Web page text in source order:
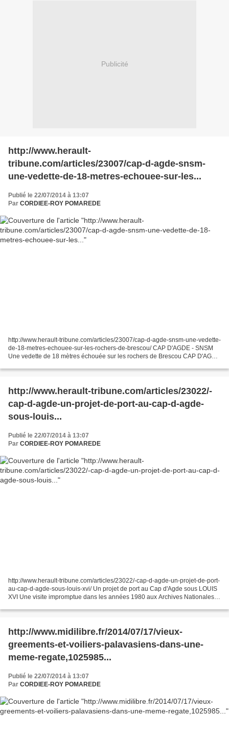
Publicité
http://www.herault-
tribune.com/articles/23007/cap-d-agde-snsm-
une-vedette-de-18-metres-echouee-sur-les...
Publié le 22/07/2014 à 13:07
Par CORDIEE-ROY POMAREDE
http://www.herault-tribune.com/articles/23007/cap-d-agde-snsm-une-vedette-
de-18-metres-echouee-sur-les-rochers-de-brescou/ CAP D'AGDE - SNSM
Une vedette de 18 mètres échouée sur les rochers de Brescou CAP D'AGDE
http://www.herault-tribune.com/articles/23022/-
cap-d-agde-un-projet-de-port-au-cap-d-agde-
sous-louis...
Publié le 22/07/2014 à 13:07
Par CORDIEE-ROY POMAREDE
http://www.herault-tribune.com/articles/23022/-cap-d-agde-un-projet-de-port-
au-cap-d-agde-sous-louis-xvi/ Un projet de port au Cap d'Agde sous LOUIS
XVI Une visite impromptue dans les années 1980 aux Archives Nationales
http://www.midilibre.fr/2014/07/17/vieux-
greements-et-voiliers-palavasiens-dans-une-
meme-regate,1025985...
Publié le 22/07/2014 à 13:07
Par CORDIEE-ROY POMAREDE